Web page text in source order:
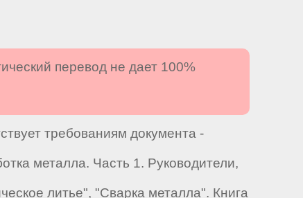
перевод не дает 100%
требованиям документа -
металла. Часть 1. Руководители,
литье", "Сварка металла". Книга